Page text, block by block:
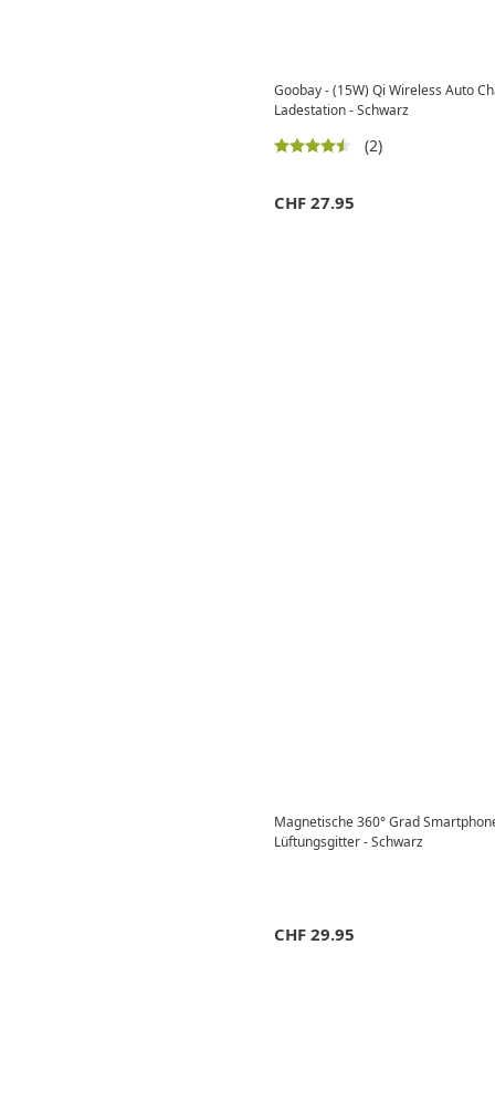
Goobay - (15W) Qi Wireless Auto
Ladestation - Schwarz
(2)
CHF 27.95
Magnetische 360° Grad
Lüftungsgitter - Schwarz
CHF 29.95